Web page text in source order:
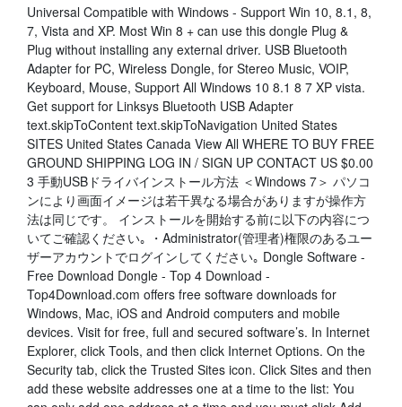
Universal Compatible with Windows - Support Win 10, 8.1, 8,
7, Vista and XP. Most Win 8 + can use this dongle Plug &
Plug without installing any external driver. USB Bluetooth
Adapter for PC, Wireless Dongle, for Stereo Music, VOIP,
Keyboard, Mouse, Support All Windows 10 8.1 8 7 XP vista.
Get support for Linksys Bluetooth USB Adapter
text.skipToContent text.skipToNavigation United States
SITES United States Canada View All WHERE TO BUY FREE
GROUND SHIPPING LOG IN / SIGN UP CONTACT US $0.00
3 手動USBドライバインストール方法 ＜Windows 7＞ パソコ
ンにより画面イメージは若干異なる場合がありますが操作方
法は同じです。 インストールを開始する前に以下の内容につ
いてご確認ください｡ ・Administrator(管理者)権限のあるユー
ザーアカウントでログインしてください｡ Dongle Software -
Free Download Dongle - Top 4 Download -
Top4Download.com offers free software downloads for
Windows, Mac, iOS and Android computers and mobile
devices. Visit for free, full and secured software’s. In Internet
Explorer, click Tools, and then click Internet Options. On the
Security tab, click the Trusted Sites icon. Click Sites and then
add these website addresses one at a time to the list: You